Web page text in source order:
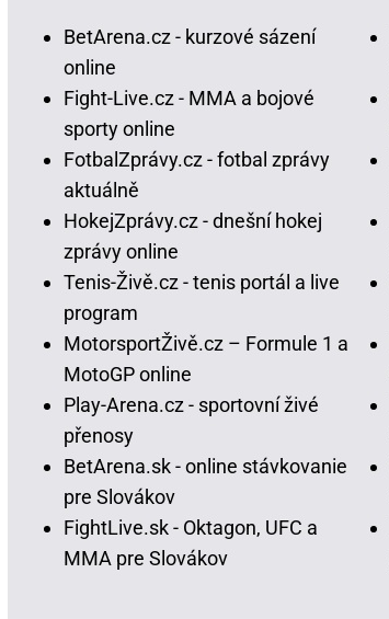
BetArena.cz - kurzové sázení
online
Fight-Live.cz - MMA a bojové
sporty online
FotbalZprávy.cz - fotbal zprávy
aktuálně
HokejZprávy.cz - dnešní hokej
zprávy online
Tenis-Živě.cz - tenis portál a live
program
MotorsportŽivě.cz – Formule 1 a
MotoGP online
Play-Arena.cz - sportovní živé
přenosy
BetArena.sk - online stávkovanie
pre Slovákov
FightLive.sk - Oktagon, UFC a
MMA pre Slovákov